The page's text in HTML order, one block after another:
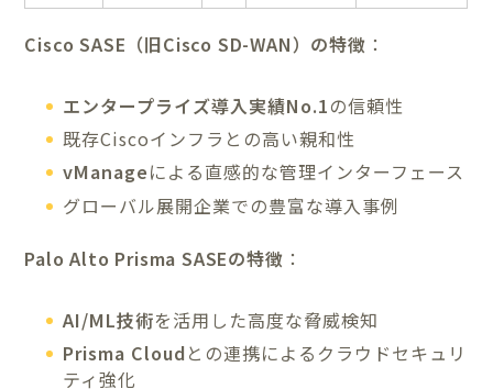
Cisco SASE（旧Cisco SD-WAN）の特徴 ：
エンタープライズ導入実績No.1の信頼性
既存Ciscoインフラとの高い親和性
vManageによる直感的な管理インターフェース
グローバル展開企業での豊富な導入事例
Palo Alto Prisma SASEの特徴 ：
AI/ML技術を活用した高度な脅威検知
Prisma Cloudとの連携によるクラウドセキュリ
ティ強化